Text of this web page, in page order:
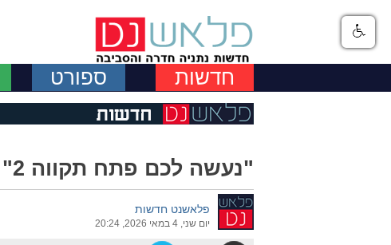
חדשות ספורט
"נעשה לכם פתח תקווה 2"
פלאשנט חדשות
יום שני, 4 במאי 2026, 20:24